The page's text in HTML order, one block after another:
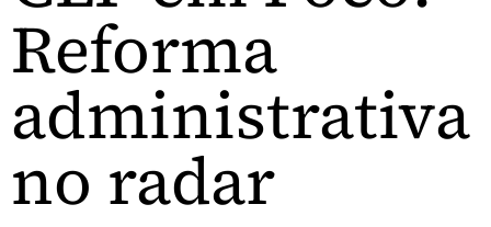
Reforma
administrativa
no radar